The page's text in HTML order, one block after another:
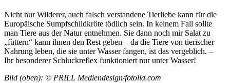
Nicht nur Wilderer, auch falsch verstandene Tierliebe kann für die
Europäische Sumpfschildkröte tödlich sein. In keinem Fall sollte
man Tiere aus der Natur entnehmen. Sie dann noch mir Salat zu
„füttern“ kann ihnen den Rest geben – da die Tiere von tierischer
Nahrung leben, die sie unter Wasser fangen, ist das vergeblich. –
Ihr besonderer Schluckreflex funktioniert nur unter Wasser!
Bild (oben): © PRILL Mediendesign/fotolia.com